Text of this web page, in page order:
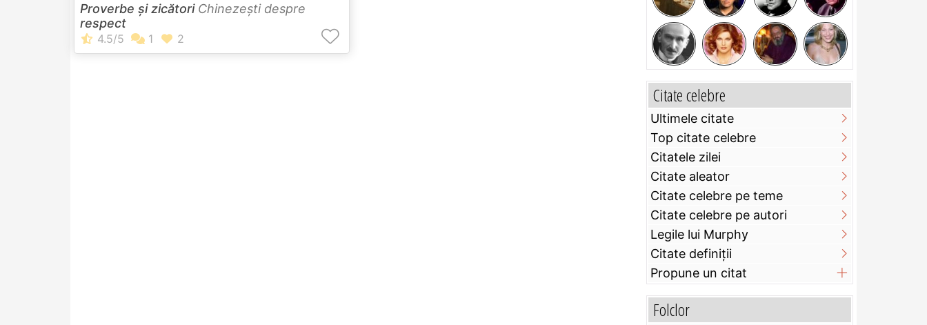
Proverbe și zicătoriChinezeşti despre
respect
Citate celebre
Ultimele citate
Top citate celebre
Citatele zilei
Citate aleator
Citate celebre pe teme
Citate celebre pe autori
Legile lui Murphy
Citate definiţii
Propune un citat
Folclor